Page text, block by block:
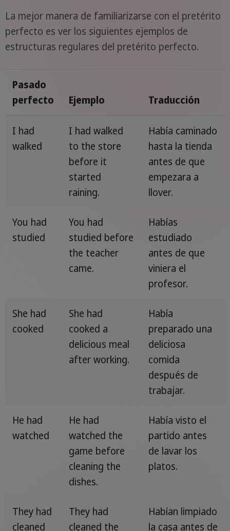
La mejor manera de familiarizarse con el pretérito
perfecto es ver los siguientes ejemplos de
estructuras regulares del pretérito perfecto.
Pasado
perfecto
Ejemplo Traducción
I had
walked
I had walked
to the store
before it
started
raining.
Había caminado
hasta la tienda
antes de que
empezara a
llover.
You had
studied
You had
studied before
the teacher
came.
Habías
estudiado
antes de que
viniera el
profesor.
She had
cooked
She had
cooked a
delicious meal
after working.
Había
preparado una
deliciosa
comida
después de
trabajar.
He had
watched
He had
watched the
game before
cleaning the
dishes.
Había visto el
partido antes
de lavar los
platos.
They had
cleaned
They had
cleaned the
Habían limpiado
la casa antes de